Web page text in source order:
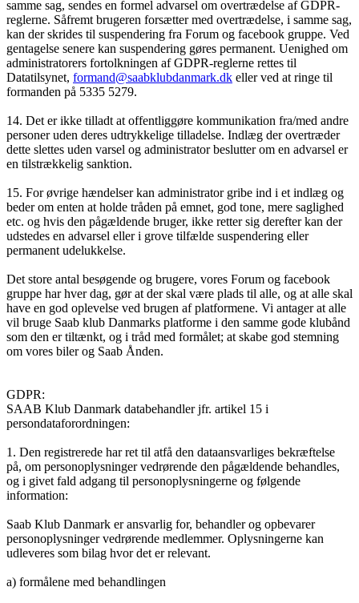
samme sag, sendes en formel advarsel om overtrædelse af GDPR-
reglerne. Såfremt brugeren forsætter med overtrædelse, i samme sag,
kan der skrides til suspendering fra Forum og facebook gruppe. Ved
gentagelse senere kan suspendering gøres permanent. Uenighed om
administratorers fortolkningen af GDPR-reglerne rettes til
Datatilsynet, formand@saabklubdanmark.dk eller ved at ringe til
formanden på 5335 5279.
14. Det er ikke tilladt at offentliggøre kommunikation fra/med andre
personer uden deres udtrykkelige tilladelse. Indlæg der overtræder
dette slettes uden varsel og administrator beslutter om en advarsel er
en tilstrækkelig sanktion.
15. For øvrige hændelser kan administrator gribe ind i et indlæg og
beder om enten at holde tråden på emnet, god tone, mere saglighed
etc. og hvis den pågældende bruger, ikke retter sig derefter kan der
udstedes en advarsel eller i grove tilfælde suspendering eller
permanent udelukkelse.
Det store antal besøgende og brugere, vores Forum og facebook
gruppe har hver dag, gør at der skal være plads til alle, og at alle skal
have en god oplevelse ved brugen af platformene. Vi antager at alle
vil bruge Saab klub Danmarks platforme i den samme gode klubånd
som den er tiltænkt, og i tråd med formålet; at skabe god stemning
om vores biler og Saab Ånden.
GDPR:
SAAB Klub Danmark databehandler jfr. artikel 15 i
persondataforordningen:
1. Den registrerede har ret til atfå den dataansvarliges bekræftelse
på, om personoplysninger vedrørende den pågældende behandles,
og i givet fald adgang til personoplysningerne og følgende
information:
Saab Klub Danmark er ansvarlig for, behandler og opbevarer
personoplysninger vedrørende medlemmer. Oplysningerne kan
udleveres som bilag hvor det er relevant.
a) formålene med behandlingen